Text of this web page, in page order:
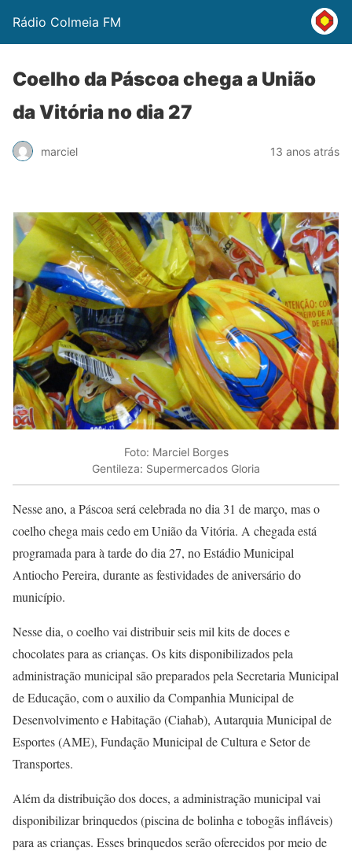
Rádio Colmeia FM
Coelho da Páscoa chega a União
da Vitória no dia 27
marciel 13 anos atrás
Foto: Marciel Borges
Gentileza: Supermercados Gloria
Nesse ano, a Páscoa será celebrada no dia 31 de março, mas o
coelho chega mais cedo em União da Vitória. A chegada está
programada para à tarde do dia 27, no Estádio Municipal
Antiocho Pereira, durante as festividades de aniversário do
município.
Nesse dia, o coelho vai distribuir seis mil kits de doces e
chocolates para as crianças. Os kits disponibilizados pela
administração municipal são preparados pela Secretaria Municipal
de Educação, com o auxilio da Companhia Municipal de
Desenvolvimento e Habitação (Ciahab), Autarquia Municipal de
Esportes (AME), Fundação Municipal de Cultura e Setor de
Transportes.
Além da distribuição dos doces, a administração municipal vai
disponibilizar brinquedos (piscina de bolinha e tobogãs infláveis)
para as crianças. Esses brinquedos serão oferecidos por meio de